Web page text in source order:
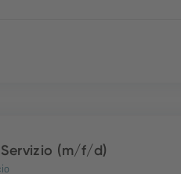
(m/f/d)